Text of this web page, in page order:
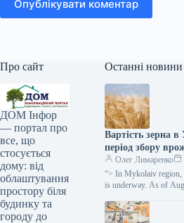
Опублікувати коментар
Про сайт
ДОМ Інфор
— портал про
все, що
стосується
дому: від
облаштування
простору біля
будинку та
городу до
Останні новини
Вартість зерна в
період збору
року зменшилася
наполовину —
Олег Лимаренко
“> In Mykolaiv region,
is underway. As of
leguminous…